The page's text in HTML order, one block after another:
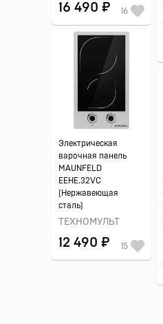
16 490 ₽ 16
Электрическая
варочная панель
MAUNFELD
EEHE.32VC
(Нержавеющая
сталь)
ТЕХНОМУЛЬТ
12 490 ₽ 15